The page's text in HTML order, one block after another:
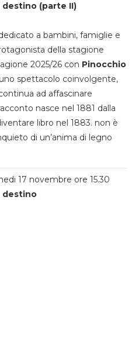
destino (parte II)
a bambini, famiglie e
della stagione
2025/26 con Pinocchio
uno spettacolo coinvolgente,
ad affascinare
nasce nel 1881 dalla
libro nel 1883. non è
di un’anima di legno
17 novembre ore 15.30
destino